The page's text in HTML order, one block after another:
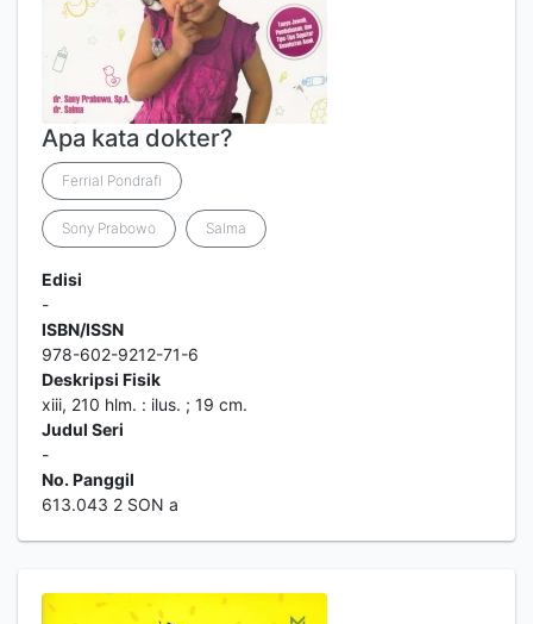
Apa kata dokter?
Ferrial Pondrafi
Sony Prabowo Salma
Edisi
-
ISBN/ISSN
978-602-9212-71-6
Deskripsi Fisik
xiii, 210 hlm. : ilus. ; 19 cm.
Judul Seri
-
No. Panggil
613.043 2 SON a